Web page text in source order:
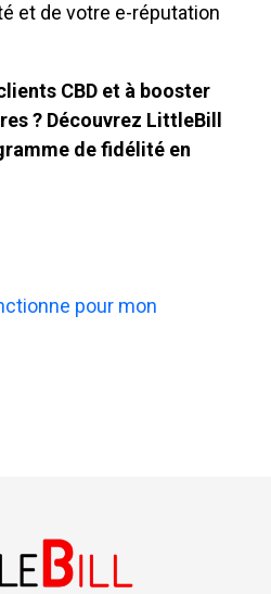
et de votre e-réputation
CBD et à booster
? Découvrez LittleBill
de fidélité en
pour mon